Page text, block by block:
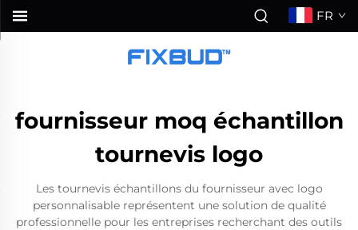
FR
fournisseur moq échantillon
tournevis logo
Les tournevis échantillons du fournisseur avec logo
personnalisable représentent une solution de qualité
professionnelle pour les entreprises recherchant des outils